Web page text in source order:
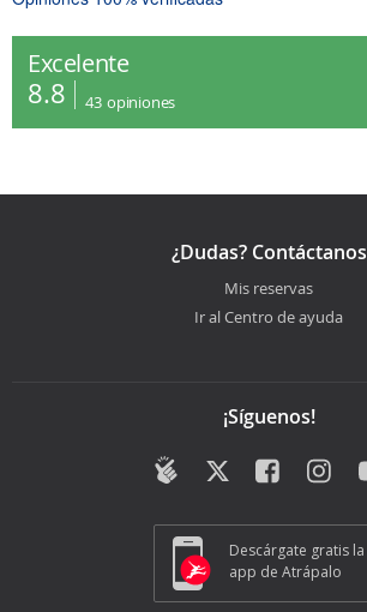
Excelente
8.8 43 opiniones
¿Dudas? Contáctanos
Mis reservas
Ir al Centro de ayuda
¡Síguenos!
Descárgate gratis la
app de Atrápalo